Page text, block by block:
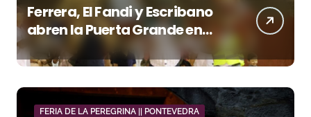
Ferrera, El Fandi y Escribano
abren la Puerta Grande en
una tarde triunfal en Azuaga
FERIA DE LA PEREGRINA || PONTEVEDRA